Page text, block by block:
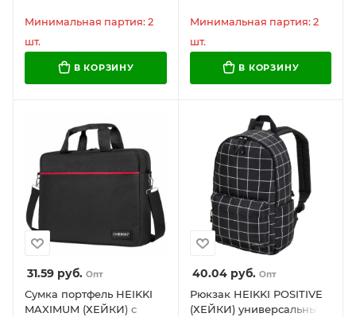
вентилируемые стенки,
273455
Минимальная партия: 2
шт.
В КОРЗИНУ
Минимальная партия: 2
шт.
В КОРЗИНУ
31.59 руб. Опт
Сумка портфель HEIKKI
MAXIMUM (ХЕЙКИ) с
40.04руб. Опт
Рюкзак HEIKKI POSITIVE
(ХЕЙКИ) универсальный,